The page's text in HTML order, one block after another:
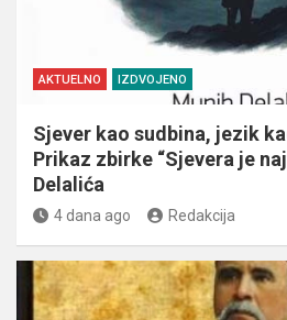
AKTUELNO IZDVOJENO
Sjever kao sudbina, jezik
Prikaz zbirke “Sjevera je
Delalića
4 dana ago Redakcija